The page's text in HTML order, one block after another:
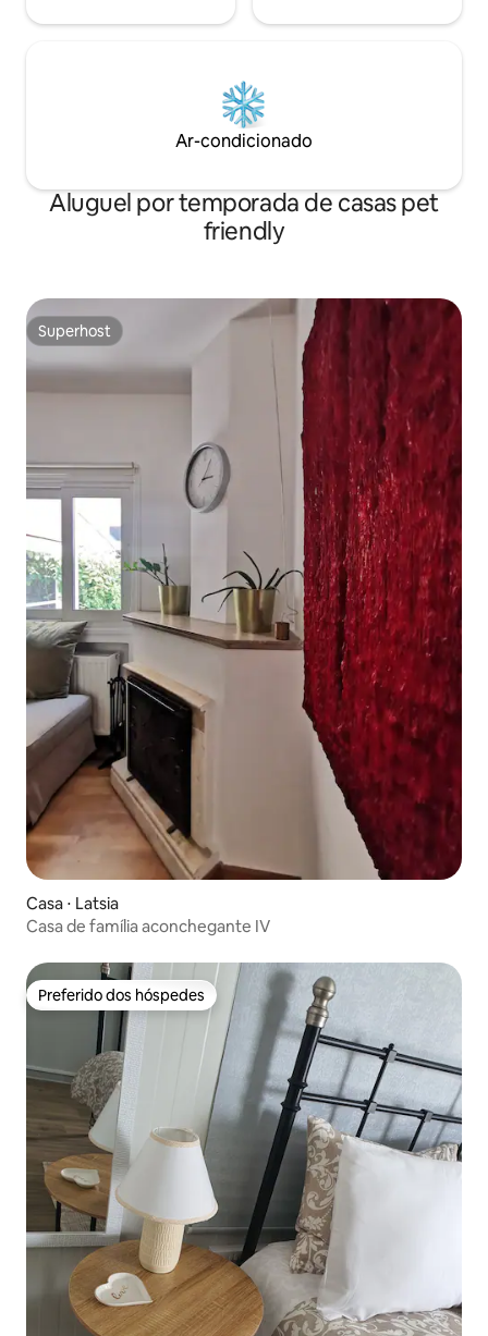
Ar-condicionado
Aluguel por temporada de casas pet
friendly
Superhost
Superhost
Casa ⋅ Latsia
Casa de família aconchegante IV
Preferido dos hóspedes
Preferido dos hóspedes